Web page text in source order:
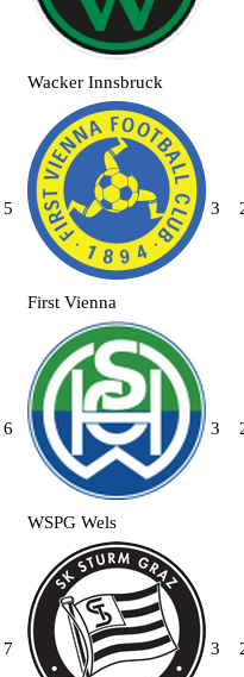
Wacker Innsbruck
5
First Vienna
3
6
WSPG Wels
3
7 3